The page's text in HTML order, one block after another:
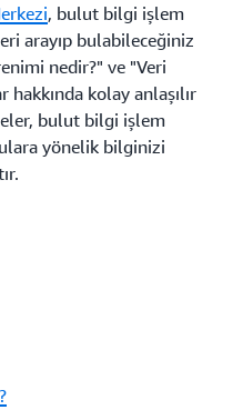
, bulut bilgi işlem
arayıp bulabileceğiniz
nedir?" ve "Veri
kolay anlaşılır
bulut bilgi işlem
yönelik bilginizi